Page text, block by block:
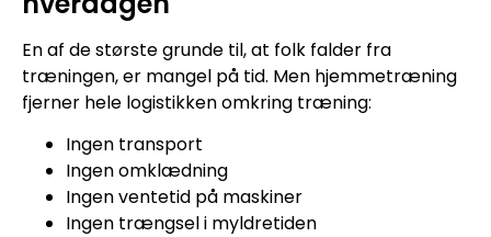
En af de største grunde til, at folk falder fra
træningen, er mangel på tid. Men hjemmetræning
fjerner hele logistikken omkring træning:
Ingen transport
Ingen omklædning
Ingen ventetid på maskiner
Ingen trængsel i myldretiden